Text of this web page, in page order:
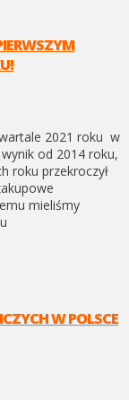
2021 roku w
od 2014 roku,
roku przekroczył
mieliśmy
W POLSCE